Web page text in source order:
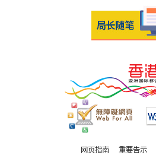
网页指南 重要告示